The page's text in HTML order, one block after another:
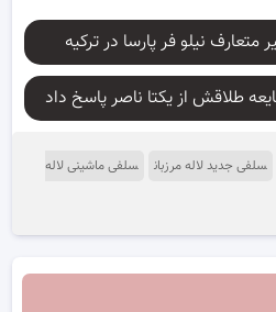
نیلو فر پارسا در ترکیه
سلفی جدید لاله مرزبان
سلفی ماشینی لاله